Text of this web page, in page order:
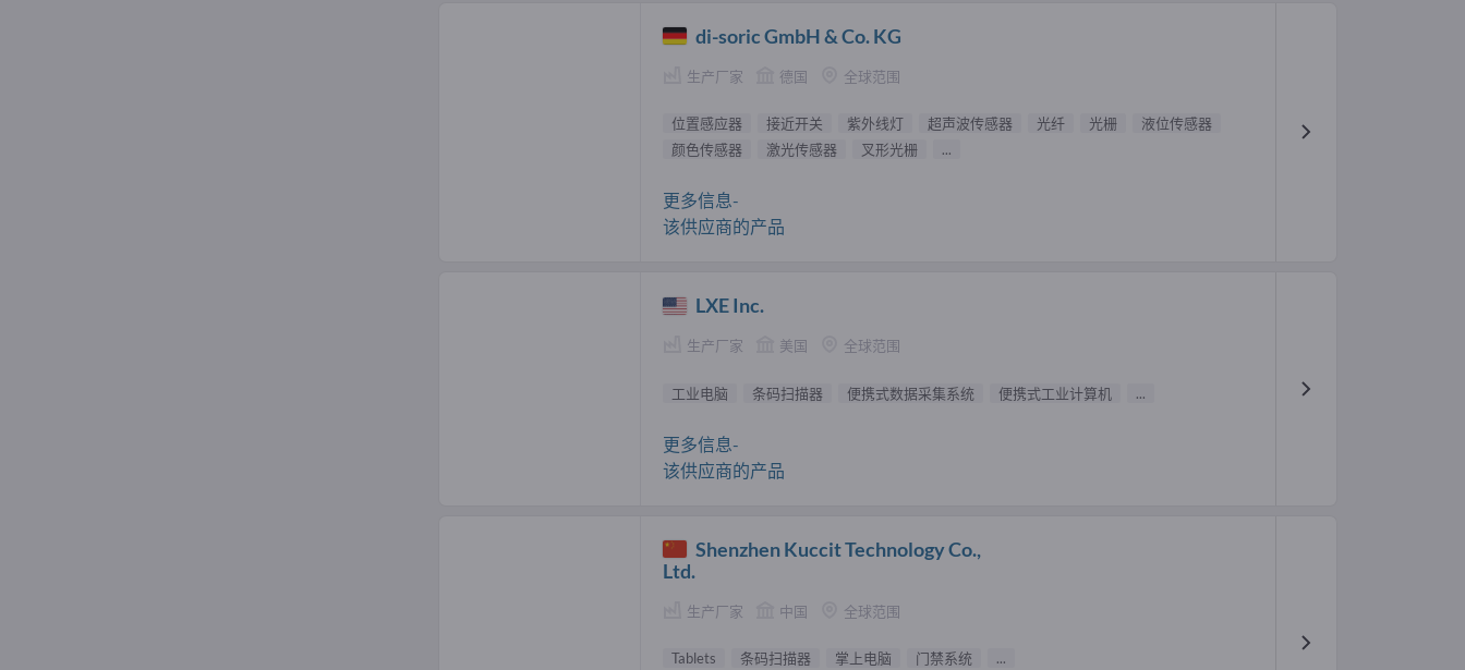
di-soric GmbH & Co. KG
生产厂家 德国 全球范围
位置感应器 接近开关 紫外线灯 超声波传感器 光纤 光栅
液位传感器
颜色传感器
激光传感器 叉形光栅 ...
更多信息-
该供应商的产品
LXE Inc.
生产厂家 美国 全球范围
工业电脑 条码扫描器 便携式数据采集系统 便携式工业计算机 ...
更多信息-
该供应商的产品
Shenzhen Kuccit Technology Co.,
Ltd.
生产厂家 中国 全球范围
Tablets 条码扫描器 掌上电脑 门禁系统 ...